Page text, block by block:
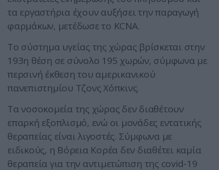
τα εργαστήρια έχουν αυξήσει την παραγωγή
φαρμάκων, μετέδωσε το KCNA.
Το σύστημα υγείας της χώρας βρίσκεται στην
193η θέση σε σύνολο 195 χωρών, σύμφωνα με
περσινή έκθεση του αμερικανικού
πανεπιστημίου Τζονς Χόπκινς.
Τα νοσοκομεία της χώρας δεν διαθέτουν
επαρκή εξοπλισμό, ενώ οι μονάδες εντατικής
θεραπείας είναι λιγοστές. Σύμφωνα με
ειδικούς, η Βόρεια Κορέα δεν διαθέτει καμία
θεραπεία για την αντιμετώπιση της covid-19